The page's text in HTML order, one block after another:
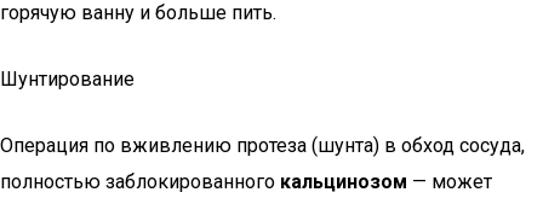
горячую ванну и больше пить.
Шунтирование
Операция по вживлению протеза (шунта) в обход сосуда,
полностью заблокированного кальцинозом — может